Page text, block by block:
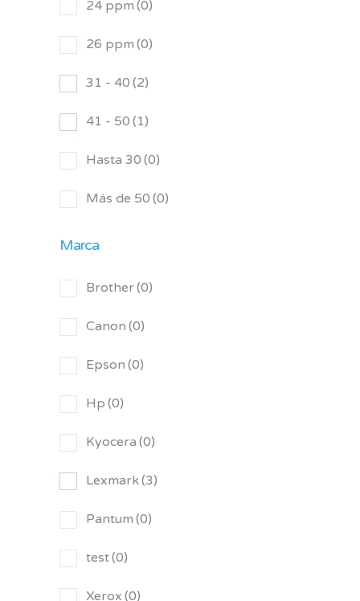
24 ppm (0)
26 ppm (0)
31 - 40 (2)
41 - 50 (1)
Hasta 30 (0)
Más de 50 (0)
Marca
Brother(0)
Canon (0)
Epson (0)
Hp (0)
Kyocera (0)
Lexmark(3)
Pantum (0)
test(0)
Xerox (0)